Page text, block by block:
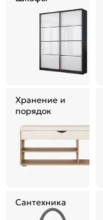
Хранение и
порядок
Сантехника